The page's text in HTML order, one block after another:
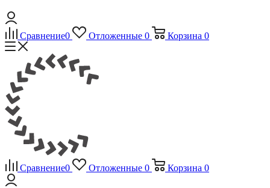
Сравнение0 Отложенные 0 Корзина 0
Сравнение0 Отложенные 0 Корзина 0